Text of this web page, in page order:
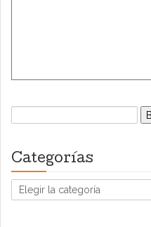
Buscar:
Categorías
Categorías